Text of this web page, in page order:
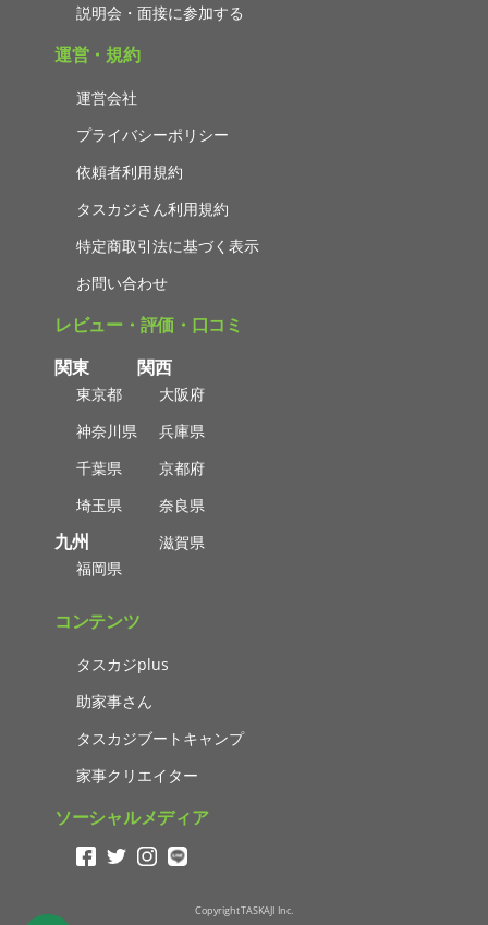
説明会・面接に参加する
運営・規約
運営会社
プライバシーポリシー
依頼者利用規約
タスカジさん利用規約
特定商取引法に基づく表示
お問い合わせ
レビュー・評価・口コミ
関東
東京都
神奈川県
千葉県
埼玉県
九州
福岡県
関西
大阪府
兵庫県
京都府
奈良県
滋賀県
コンテンツ
タスカジplus
助家事さん
タスカジブートキャンプ
家事クリエイター
ソーシャルメディア
Copyright TASKAJI Inc.